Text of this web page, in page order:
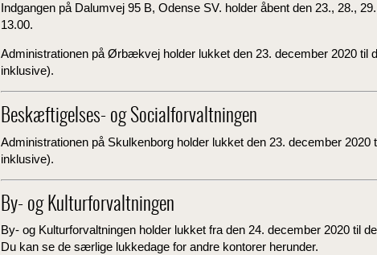
Indgangen på Dalumvej 95 B, Odense SV. holder åbent den 23., 28.,
13.00.
Administrationen på Ørbækvej holder lukket den 23. december 2020 til
inklusive).
Beskæftigelses- og Socialforvaltningen
Administrationen på Skulkenborg holder lukket den 23. december 2020
inklusive).
By- og Kulturforvaltningen
By- og Kulturforvaltningen holder lukket fra den 24. december 2020 til
Du kan se de særlige lukkedage for andre kontorer herunder.